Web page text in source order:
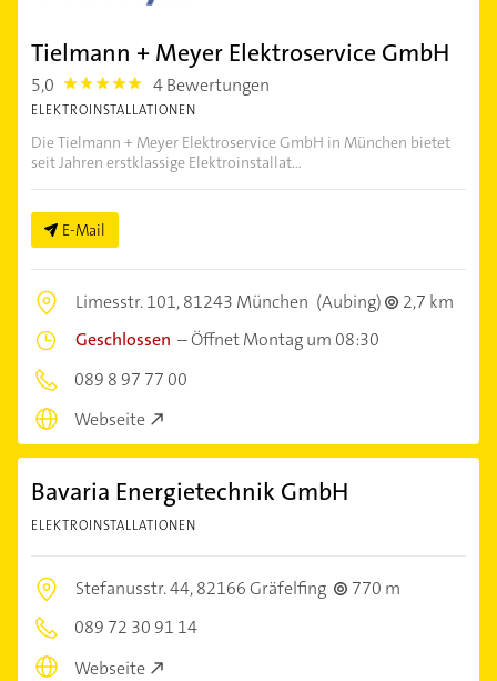
Tielmann + Meyer Elektroservice GmbH
5,0 5.0 4 Bewertungen
ELEKTROINSTALLATIONEN
Die Tielmann + Meyer Elektroservice GmbH in München bietet
seit Jahren erstklassige Elektroinstallat...
E-Mail
Limesstr. 101,81243 München (Aubing)
2,7 km
Geschlossen –Öffnet Montag um 08:30
089 8 97 77 00
Webseite
Bavaria Energietechnik GmbH
ELEKTROINSTALLATIONEN
Stefanusstr. 44,82166 Gräfelfing
770 m
089 72 30 91 14
Webseite